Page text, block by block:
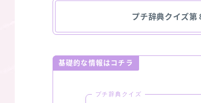
プチ辞典クイズ第
基礎的な情報はコチラ
プチ辞典クイズ